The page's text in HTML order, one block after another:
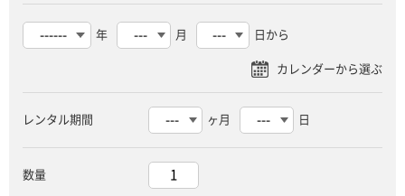
年 月 日から
レンタル期間 ヶ月 日
数量